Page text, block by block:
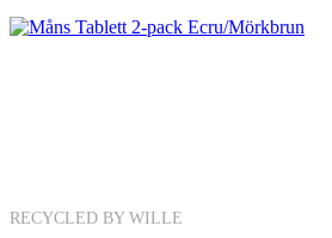
RECYCLED BY WILLE